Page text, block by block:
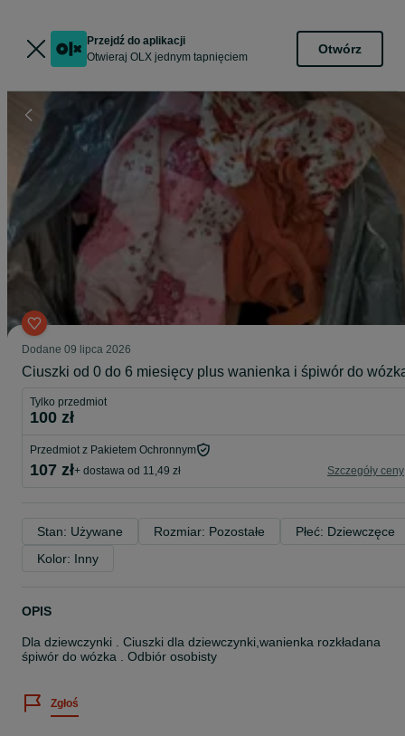
Przejdź do aplikacji
Otwieraj OLX jednym tapnięciem
Otwórz
Dodane 09 lipca 2026
Ciuszki od 0 do 6 miesięcy plus wanienka i śpiwór do
Tylko przedmiot
100 zł
Przedmiot z Pakietem Ochronnym
107 zł+ dostawa od 11,49 zł Szczegóły ceny
Stan: Używane Rozmiar: Pozostałe
Płeć: Dziewczęce
Kolor: Inny
OPIS
Dla dziewczynki . Ciuszki dla dziewczynki,wanienka rozkładana
śpiwór do wózka . Odbiór osobisty
Zgłoś